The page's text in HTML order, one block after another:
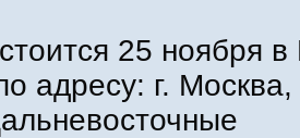
25 ноября
адресу: г.